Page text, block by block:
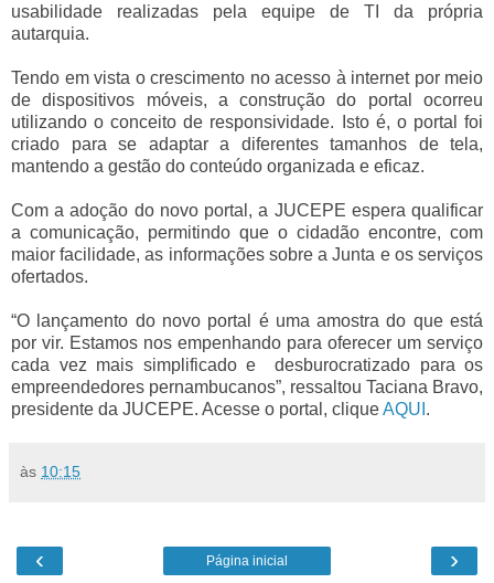
usabilidade realizadas pela equipe de TI da própria
autarquia.
Tendo em vista o crescimento no acesso à internet por meio
de dispositivos móveis, a construção do portal ocorreu
utilizando o conceito de responsividade. Isto é, o portal foi
criado para se adaptar a diferentes tamanhos de tela,
mantendo a gestão do conteúdo organizada e eficaz.
Com a adoção do novo portal, a JUCEPE espera qualificar
a comunicação, permitindo que o cidadão encontre, com
maior facilidade, as informações sobre a Junta e os serviços
ofertados.
“O lançamento do novo portal é uma amostra do que está
por vir. Estamos nos empenhando para oferecer um serviço
cada vez mais simplificado e desburocratizado para os
empreendedores pernambucanos”, ressaltou Taciana Bravo,
presidente da JUCEPE. Acesse o portal, cliqueAQUI .
às 10:15
‹ ›
Página inicial